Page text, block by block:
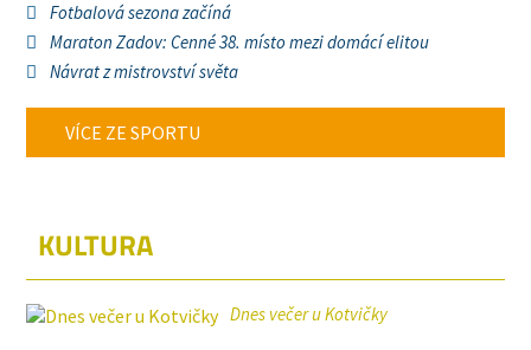
Fotbalová sezona začíná
Maraton Zadov: Cenné 38. místo mezi domácí elitou
Návrat z mistrovství světa
VÍCE ZE SPORTU
KULTURA
Dnes večer u Kotvičky